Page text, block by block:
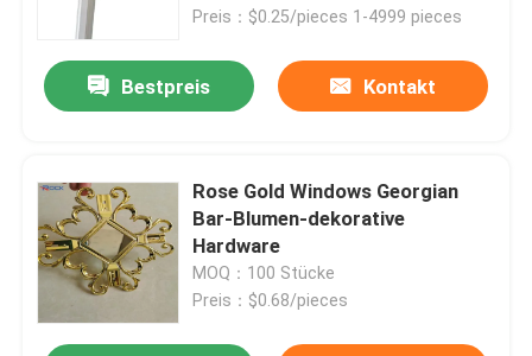
Haus
Videos
Über uns
Preis：$0.25/pieces 1-4999 pieces
Bestpreis Kontakt
Rose Gold Windows Georgian
Bar-Blumen-dekorative
Hardware
MOQ：100 Stücke
Preis：$0.68/pieces